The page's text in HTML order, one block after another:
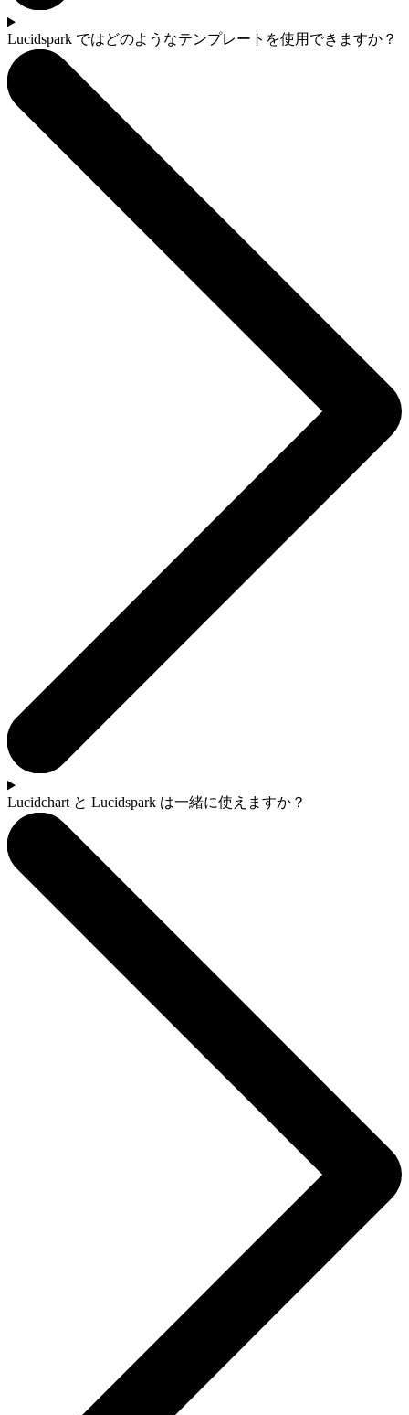
Lucidspark ではどのようなテンプレートを使用できますか？
Lucidchart と Lucidspark は一緒に使えますか？